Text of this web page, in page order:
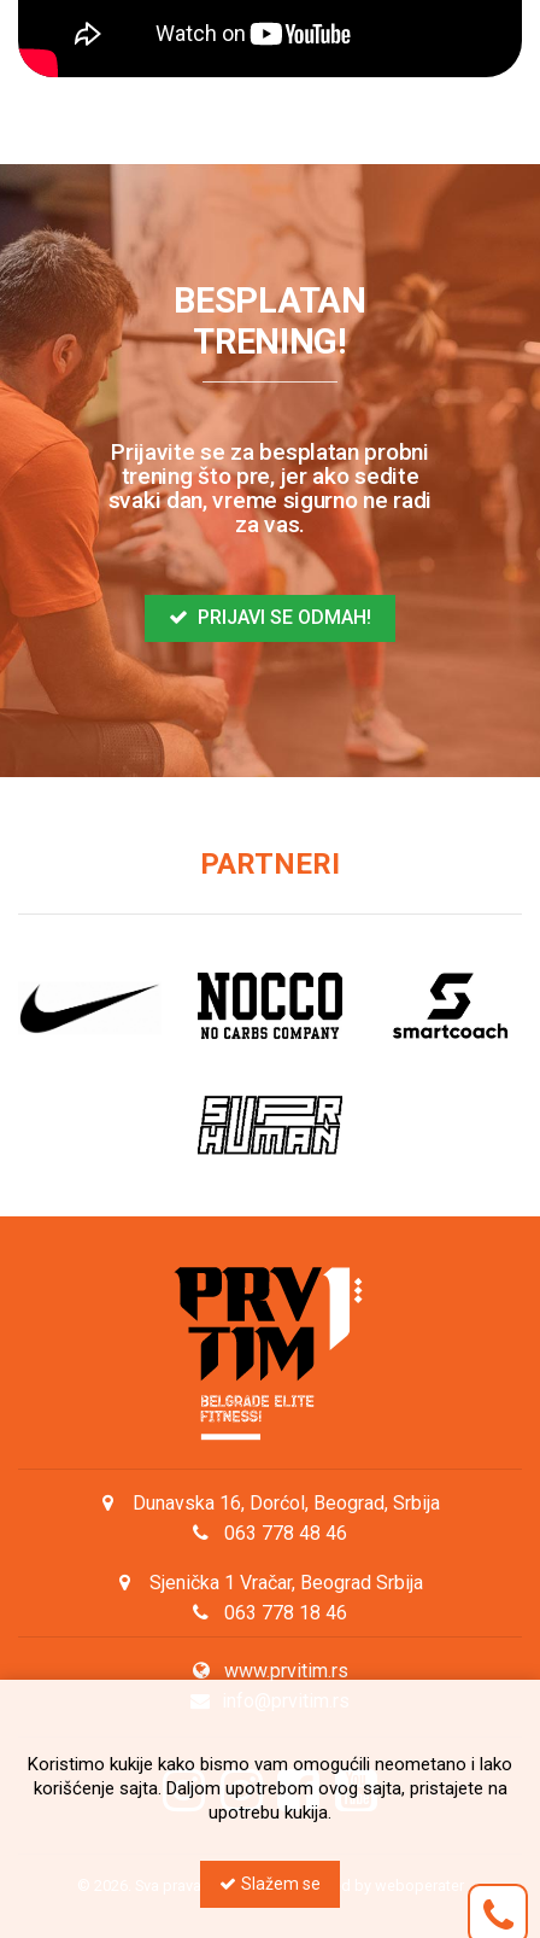
BESPLATAN
TRENING!
Prijavite se za besplatan probni
trening što pre, jer ako sedite
svaki dan, vreme sigurno ne radi
za vas.
PRIJAVI SE ODMAH!
PARTNERI
Dunavska 16, Dorćol, Beograd, Srbija
063 778 48 46
Sjenička 1 Vračar, Beograd Srbija
063 778 18 46
www.prvitim.rs
© 2026. Sva prava zadržana. Developed by
Koristimo kukije kako bismo vam omogućili neometano i lako
korišćenje sajta. Daljom upotrebom ovog sajta, pristajete na
upotrebu kukija.
Slažem se